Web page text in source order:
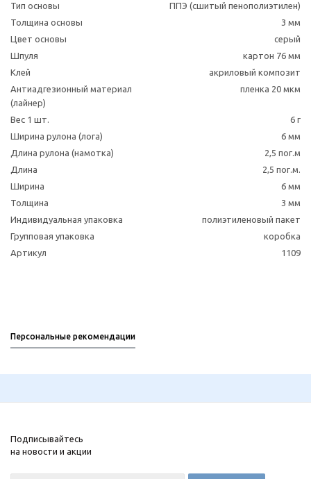
Тип основы
ППЭ (сшитый пенополиэтилен)
Толщина основы
3 мм
Цвет основы
серый
Шпуля
картон 76 мм
Клей
акриловый композит
Антиадгезионный материал
(лайнер)
пленка 20 мкм
Вес 1 шт.
6 г
Ширина рулона (лога)
6 мм
Длина рулона (намотка)
2,5 пог.м
Длина
2,5 пог.м.
Ширина
6 мм
Толщина
3 мм
Индивидуальная упаковка
полиэтиленовый пакет
Групповая упаковка
коробка
Артикул
1109
Персональные рекомендации
Подписывайтесь
на новости и акции